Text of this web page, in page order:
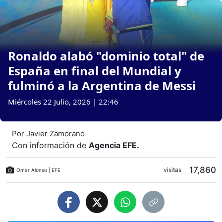
Ronaldo alabó "dominio total" de
España en final del Mundial y
fulminó a la Argentina de Messi
Miércoles 22 Julio, 2026 | 22:46
Por Javier Zamorano
Con información de Agencia EFE.
Omar Alonso | EFE visitas 17,860